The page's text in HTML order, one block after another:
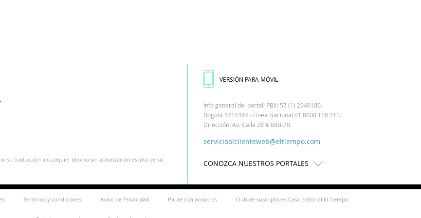
su traducción a cualquier idioma sin autorización escrita de su
VERSIÓN PARA MÓVIL
Info general del portal: PBX: 57 (1) 2940100.
Bogotá 5714444 - Línea Nacional 01 8000 110 211.
Dirección: Av. Calle 26 # 68B-70.
servicioalclienteweb@eltiempo.com
CONOZCA NUESTROS PORTALES
Términos y condiciones Aviso de Privacidad Paute con nosotros Club de suscriptores Casa Editorial El Tiempo